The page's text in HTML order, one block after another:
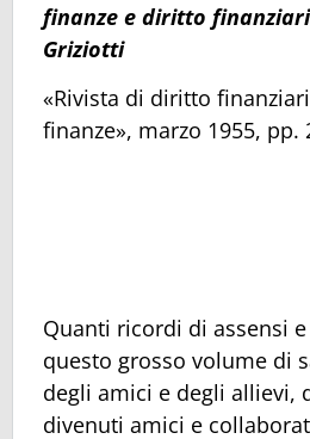
finanze e diritto
Griziotti
«Rivista di diritto
finanze», marzo 1955, pp.
Quanti ricordi di assensi
questo grosso volume di
degli amici e degli allievi,
divenuti amici e